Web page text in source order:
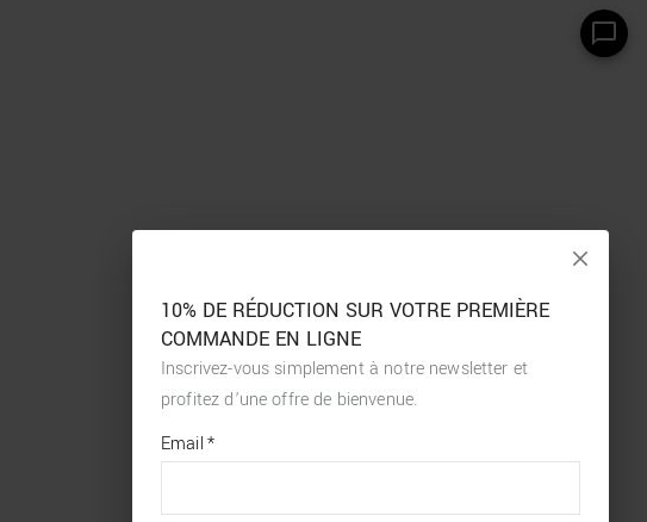
10% DE RÉDUCTION SUR VOTRE PREMIÈRE
COMMANDE EN LIGNE
Inscrivez-vous simplement à notre newsletter et
profitez d’une offre de bienvenue.
required
fields
Email*